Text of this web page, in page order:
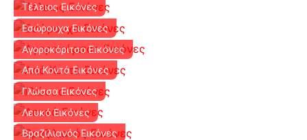
Τέλειος Εικόνες
Εσώρουχα Εικόνες
Αγοροκόριτσο Εικόνες
Από Κοντά Εικόνες
Γλώσσα Εικόνες
Λευκό Εικόνες
Βραζιλιανός Εικόνες